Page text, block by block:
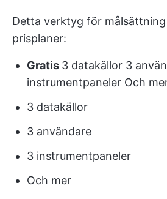
Detta verktyg för
prisplaner:
Gratis 3 datakällor 3
instrumentpaneler Och
3 datakällor
3 användare
3 instrumentpaneler
Och mer